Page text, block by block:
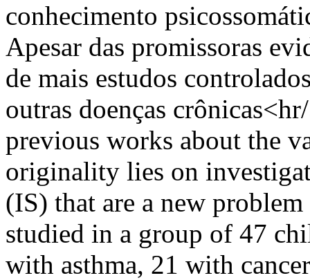
conhecimento
Apesar das promissoras
de mais estudos
outras doenças
previous works about the
originality lies on
(IS) that are a new
studied in a group of 47
with asthma, 21 with